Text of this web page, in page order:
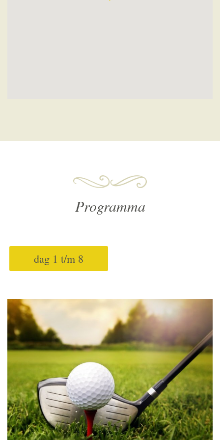
Programma
dag 1 t/m 8